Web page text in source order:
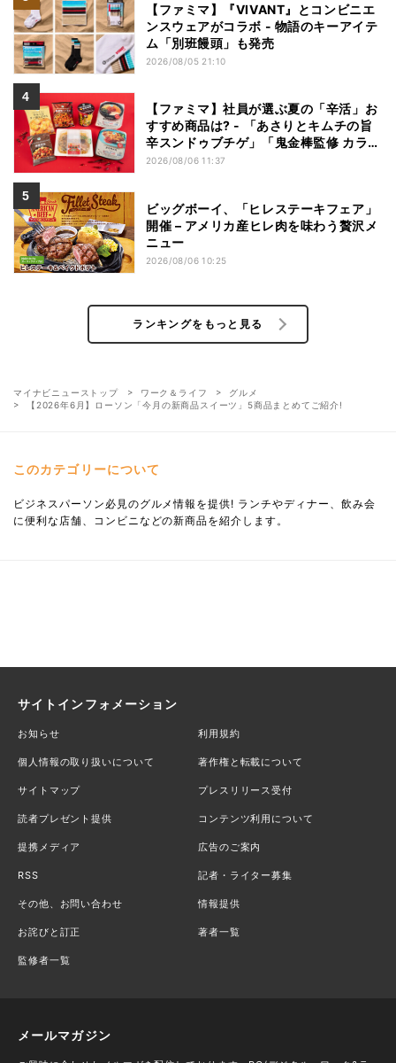
【ファミマ】『VIVANT』とコンビニエ
ンスウェアがコラボ - 物語のキーアイテ
ム「別班饅頭」も発売
2026/08/05 21:10
【ファミマ】社員が選ぶ夏の「辛活」お
すすめ商品は? - 「あさりとキムチの旨
辛スンドゥブチゲ」「鬼金棒監修 カラシ
ビ焼き味噌らー麺」「辛さがやみつき!
2026/08/06 11:37
ビッグボーイ、「ヒレステーキフェア」
開催 – アメリカ産ヒレ肉を味わう贅沢メ
ニュー
2026/08/06 10:25
ランキングをもっと見る
マイナビニューストップ ワーク＆ライフ
グルメ
【2026年6月】ローソン「今月の新商品スイーツ」5商品まとめてご紹介!
このカテゴリーについて
ビジネスパーソン必見のグルメ情報を提供! ランチやディナー、飲み会
に便利な店舗、コンビニなどの新商品を紹介します。
サイトインフォメーション
お知らせ 利用規約
個人情報の取り扱いについて 著作権と転載について
サイトマップ プレスリリース受付
読者プレゼント提供 コンテンツ利用について
提携メディア 広告のご案内
RSS 記者・ライター募集
その他、お問い合わせ 情報提供
お詫びと訂正 著者一覧
監修者一覧
メールマガジン